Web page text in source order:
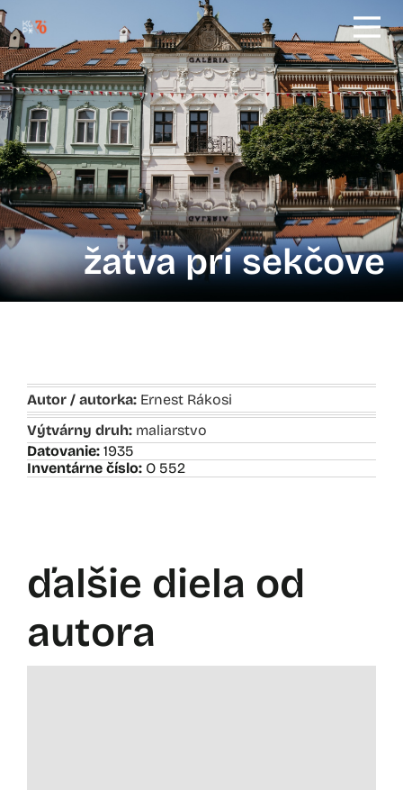
žatva pri sekčove
Autor / autorka: Ernest Rákosi
Výtvárny druh: maliarstvo
Datovanie: 1935
Inventárne číslo: O 552
ďalšie diela od
autora